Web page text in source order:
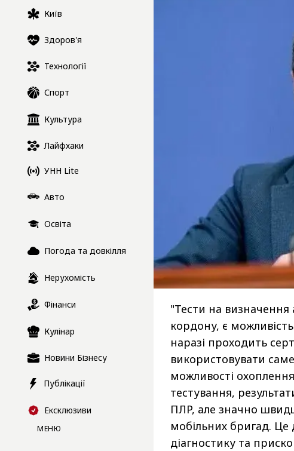
Київ
Здоров'я
Технології
Спорт
Культура
Лайфхаки
УНН Lite
Авто
Освіта
Погода та довкілля
Нерухомість
Фінанси
Кулінар
Новини Бізнесу
Публікації
Ексклюзиви
МЕНЮ
"Тести на визначення
кордону, є
наразі проходить
використовувати
можливості
тестування,
ПЛР, але значно
мобільних бригад.
діагностику та